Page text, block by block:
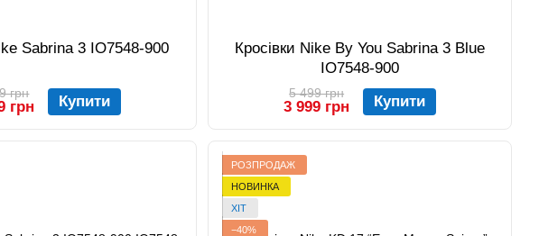
Sabrina 3 IO7548-900
грн
грн Купити
Кросівки Nike By You Sabrina 3 Blue
IO7548-900
5 499 грн
3 999 грн Купити
РОЗПРОДАЖ
НОВИНКА
ХІТ
−40%